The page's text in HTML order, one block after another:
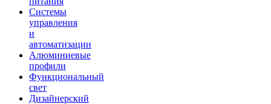
Системы
управления
и
автоматизации
Алюминиевые
профили
Функциональный
свет
Дизайнерский